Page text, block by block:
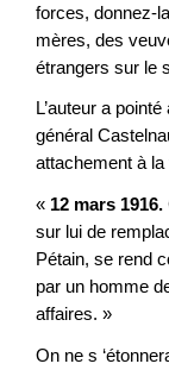
forces, donnez-
mères, des
étrangers sur le
L’auteur a
général
attachement à la
« 12 mars 1916.
sur lui de
Pétain, se rend
par un homme
affaires. »
On ne s